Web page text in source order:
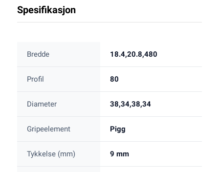
Spesifikasjon
Bredde 18.4,20.8,480
Profil 80
Diameter 38,34,38,34
Gripeelement Pigg
Tykkelse (mm) 9 mm